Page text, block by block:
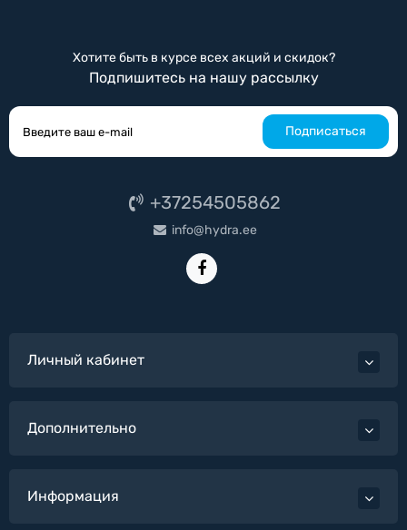
Хотите быть в курсе всех акций и скидок?
Подпишитесь на нашу рассылку
Подписаться
+37254505862
info@hydra.ee
Личный кабинет
Дополнительно
Информация